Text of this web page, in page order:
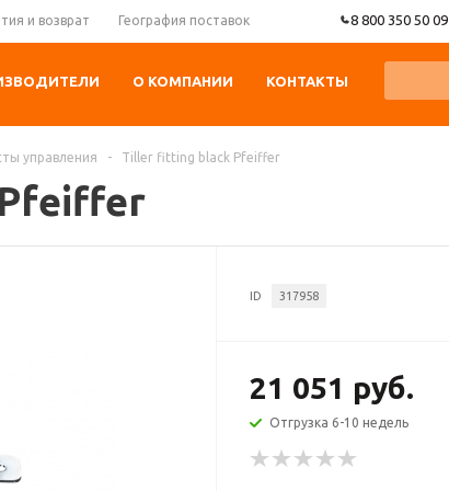
и возврат География поставок 8 800 350 50 09
О КОМПАНИИ КОНТАКТЫ
управления - Tiller fitting black Pfeiffer
ID 317958
21 051 руб.
Отгрузка 6-10 недель